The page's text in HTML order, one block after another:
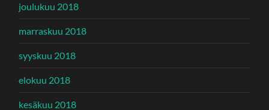
joulukuu 2018
marraskuu 2018
syyskuu 2018
elokuu 2018
kesäkuu 2018